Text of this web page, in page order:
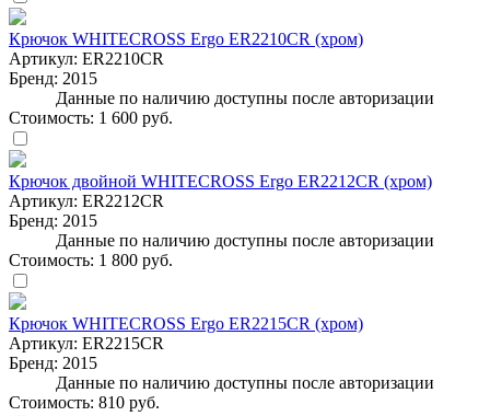
Крючок WHITECROSS Ergo ER2210CR (хром)
Артикул: ER2210CR
Бренд: 2015
Данные по наличию доступны после авторизации
Стоимость: 1 600 руб.
Крючок двойной WHITECROSS Ergo ER2212CR (хром)
Артикул: ER2212CR
Бренд: 2015
Данные по наличию доступны после авторизации
Стоимость: 1 800 руб.
Крючок WHITECROSS Ergo ER2215CR (хром)
Артикул: ER2215CR
Бренд: 2015
Данные по наличию доступны после авторизации
Стоимость: 810 руб.